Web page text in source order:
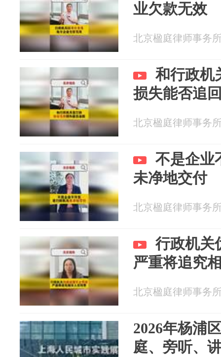
业欠款无效
北京楹庭律师事务
和行政机
损失能否追
北京楹庭律师事务
不是企业
未净地交付
北京楹庭律师事务
行政机关
严重将追究
北京楹庭律师事务
2026年杨浦
庭、旁听、